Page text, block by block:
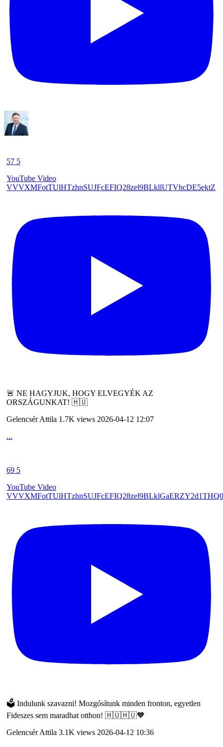
57 5
YouTube Video
VVVXMFotTUlHTzhnSUJFcEFIQ28zel9BLkllUTVhcDE5ektZ
🚨 NE HAGYJUK, HOGY ELVEGYÉK AZ
ORSZÁGUNKAT! 🇭🇺
Gelencsér Attila 1.7K views 2026-04-12 12:07
...
69 5
YouTube Video
VVVXMFotTUlHTzhnSUJFcEFIQ28zel9BLklGaERZY2d1THQ0
🗳️ Indulunk szavazni! Mozgósítunk minden fronton, egyetlen
Fideszes sem maradhat otthon! 🇭🇺🇭🇺🧡
Gelencsér Attila 3.1K views 2026-04-12 10:36